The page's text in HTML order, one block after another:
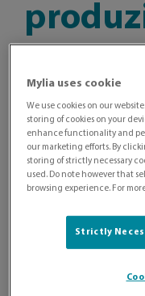
Mylia uses cookie
We use cookies on our
storing of cookies on your
enhance functionality and
our marketing efforts. By
storing of strictly necessary
used. Do note however that
browsing experience. For
Strictly